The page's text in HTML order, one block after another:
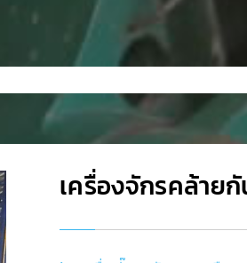
เครื่องจักรคล้าย